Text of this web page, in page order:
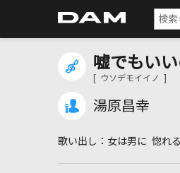
嘘でもい
[ ウソデモイイノ ]
湯原昌幸
女は男に 惚れ